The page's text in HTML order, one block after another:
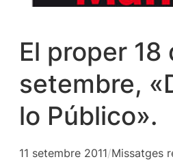
El proper 18
setembre,
lo Público».
11 setembre 2011/Missatges